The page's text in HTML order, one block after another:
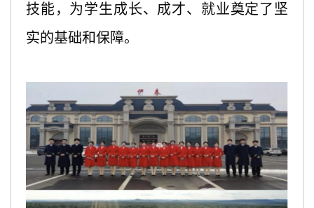
技能，为学生成长、成才、就业奠定了坚
实的基础和保障。